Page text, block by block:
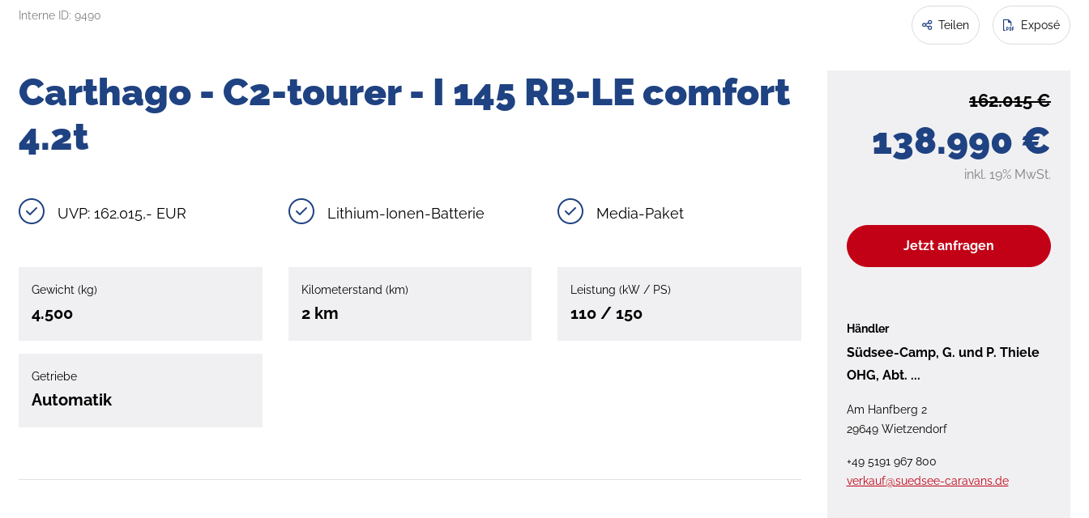
Interne ID: 9490
Teilen Exposé
138.990 €
162.015 €
inkl. 19% MwSt.
Jetzt anfragen
Händler
Südsee-Camp, G. und P. Thiele
OHG, Abt. ...
Am Hanfberg 2
29649 Wietzendorf
+49 5191 967 800
verkauf@suedsee-caravans.de
Carthago - C2-tourer - I 145 RB-LE comfort
4.2t
UVP: 162.015,- EUR Lithium-Ionen-Batterie Media-Paket
Gewicht (kg)
4.500
Kilometerstand (km)
2 km
Leistung (kW / PS)
110 / 150
Getriebe
Automatik